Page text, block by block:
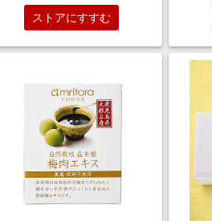
ストアにすすむ